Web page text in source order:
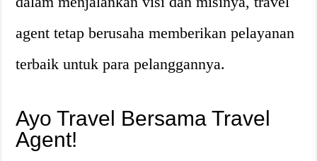
agent tetap berusaha memberikan pelayanan
terbaik untuk para pelanggannya.
Ayo Travel Bersama Travel
Agent!